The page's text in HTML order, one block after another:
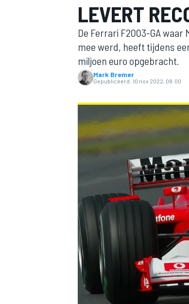
MOTOGP
INDYCAR
LEVERT
De Ferrari F2003-GA waar
mee werd, heeft tijdens
miljoen euro opgebracht.
Mark Bremer
Gepubliceerd: 10 nov 2022, 08:00